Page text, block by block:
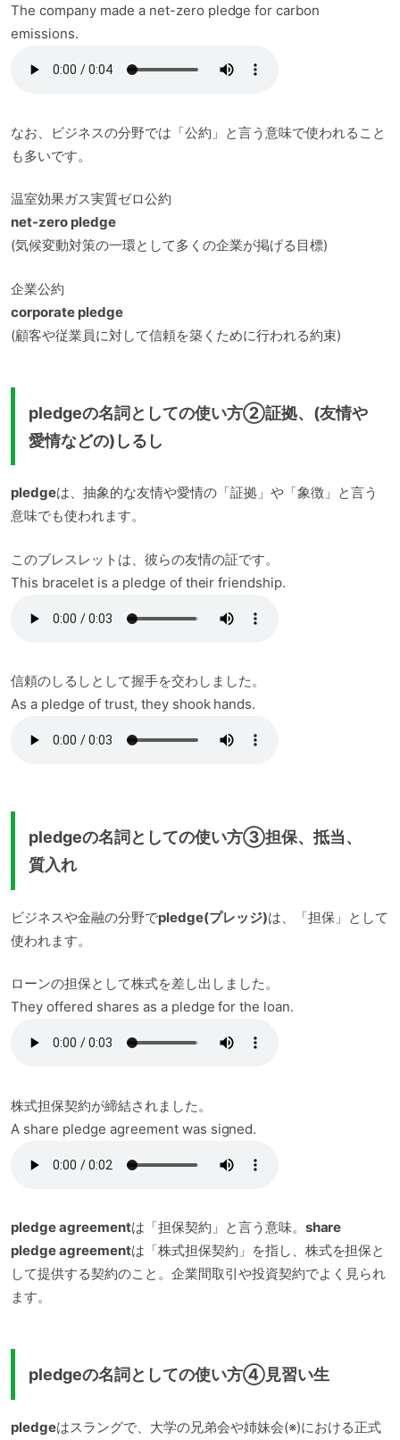
The company made a net-zero pledge for carbon
emissions.
なお、ビジネスの分野では「公約」と言う意味で使われること
も多いです。
温室効果ガス実質ゼロ公約
net-zero pledge
(気候変動対策の一環として多くの企業が掲げる目標)
企業公約
corporate pledge
(顧客や従業員に対して信頼を築くために行われる約束)
pledgeの名詞としての使い方②証拠、(友情や
愛情などの)しるし
pledgeは、抽象的な友情や愛情の「証拠」や「象徴」と言う
意味でも使われます。
このブレスレットは、彼らの友情の証です。
This bracelet is a pledge of their friendship.
信頼のしるしとして握手を交わしました。
As a pledge of trust, they shook hands.
pledgeの名詞としての使い方③担保、抵当、
質入れ
ビジネスや金融の分野でpledge(プレッジ)は、「担保」として
使われます。
ローンの担保として株式を差し出しました。
They offered shares as a pledge for the loan.
株式担保契約が締結されました。
A share pledge agreement was signed.
pledge agreementは「担保契約」と言う意味。 share
pledge agreementは「株式担保契約」を指し、株式を担保と
して提供する契約のこと。企業間取引や投資契約でよく見られ
ます。
pledgeの名詞としての使い方④見習い生
pledgeはスラングで、大学の兄弟会や姉妹会(※)における正式